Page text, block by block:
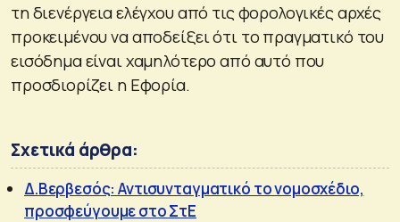
τη διενέργεια ελέγχου από τις φορολογικές αρχές
προκειμένου να αποδείξει ότι το πραγματικό του
εισόδημα είναι χαμηλότερο από αυτό που
προσδιορίζει η Εφορία.
Σχετικά άρθρα:
Δ.Βερβεσός: Αντισυνταγματικό το νομοσχέδιο,
προσφεύγουμε στο ΣτΕ